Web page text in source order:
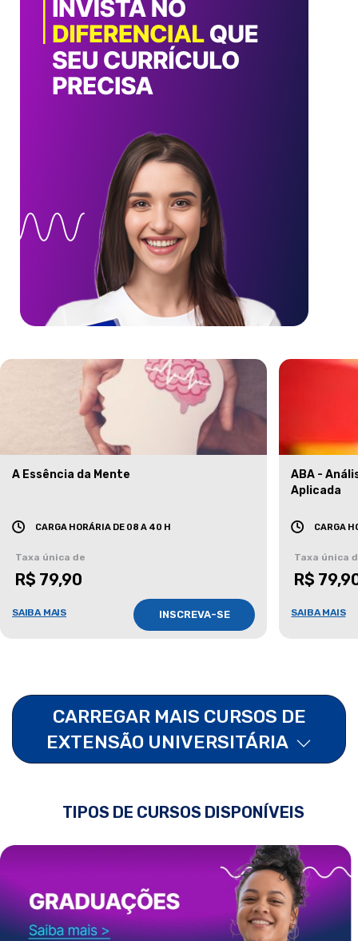
A Essência da Mente
CARGA HORÁRIA DE 08 A 40 H
Taxa única de
R$ 79,90
SAIBA MAIS INSCREVA-SE
ABA -
Aplicada
CARGA
Taxa única
R$
SAIBA MAIS
CARREGAR MAIS CURSOS DE
EXTENSÃO UNIVERSITÁRIA
TIPOS DE CURSOS DISPONÍVEIS